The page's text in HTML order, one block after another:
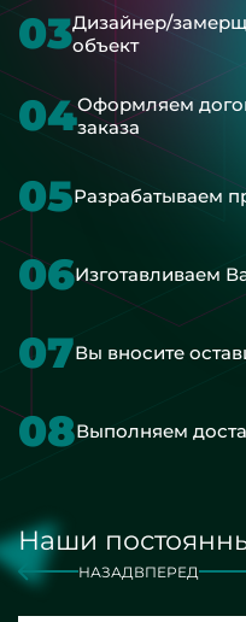
03Дизайнер/
объект
04Оформляем
заказа
05Разрабатываем
06Изготавливаем
07Вы вносите
08Выполняем
Наши
НАЗАД ВПЕРЕД